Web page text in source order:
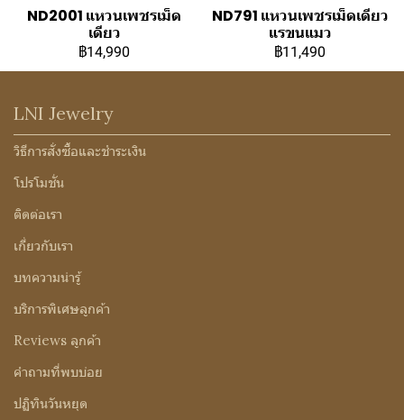
ND2001 แหวนเพชรเม็ด
เดียว
฿14,990
ND791 แหวนเพชรเม็ดเดียว
แรขนแมว
฿11,490
LNI Jewelry
วิธีการสั่งซื้อและชำระเงิน
โปรโมชั่น
ติดต่อเรา
เกี่ยวกับเรา
บทความน่ารู้
บริการพิเศษลูกค้า
Reviews ลูกค้า
คำถามที่พบบ่อย
ปฏิทินวันหยุด